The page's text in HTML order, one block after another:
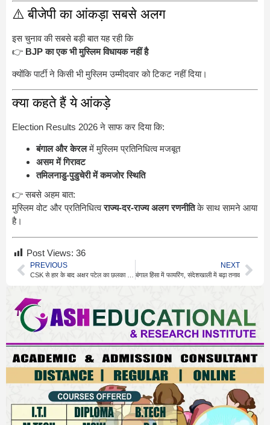
⚠️ बीजेपी का आंकड़ा सबसे अलग
इस चुनाव की सबसे बड़ी बात यह रही कि
👉 BJP का एक भी मुस्लिम विधायक नहीं है
क्योंकि पार्टी ने किसी भी मुस्लिम उम्मीदवार को टिकट नहीं दिया।
क्या कहते हैं ये आंकड़े
Election Results 2026 ने साफ कर दिया कि:
बंगाल और केरलमें मुस्लिम प्रतिनिधित्व मजबूत
असम में गिरावट
तमिलनाडु-पुडुचेरी में कमजोर स्थिति
👉 सबसे अहम बात:
मुस्लिम वोट और प्रतिनिधित्वराज्य-दर-राज्य अलग रणनीतिके साथ सामने आया
है।
Post Views: 36
PREVIOUS NEXT
बंगाल हिंसा में फायरिंग, संदेशखाली में बढ़ा तनाव